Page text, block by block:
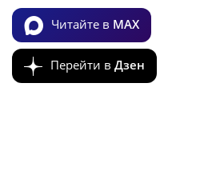
Читайте в MAX
Перейти в Дзен